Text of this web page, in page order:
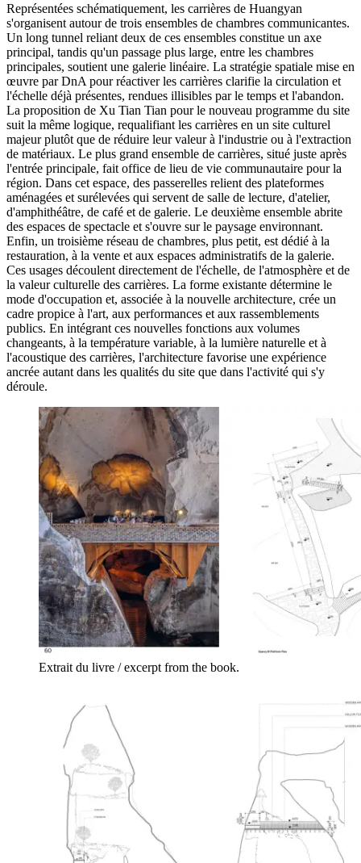
Représentées schématiquement, les carrières de Huangyan
s'organisent autour de trois ensembles de chambres communicantes.
Un long tunnel reliant deux de ces ensembles constitue un axe
principal, tandis qu'un passage plus large, entre les chambres
principales, soutient une galerie linéaire. La stratégie spatiale mise en
œuvre par DnA pour réactiver les carrières clarifie la circulation et
l'échelle déjà présentes, rendues illisibles par le temps et l'abandon.
La proposition de Xu Tian Tian pour le nouveau programme du site
suit la même logique, requalifiant les carrières en un site culturel
majeur plutôt que de réduire leur valeur à l'industrie ou à l'extraction
de matériaux. Le plus grand ensemble de carrières, situé juste après
l'entrée principale, fait office de lieu de vie communautaire pour la
région. Dans cet espace, des passerelles relient des plateformes
aménagées et surélevées qui servent de salle de lecture, d'atelier,
d'amphithéâtre, de café et de galerie. Le deuxième ensemble abrite
des espaces de spectacle et s'ouvre sur le paysage environnant.
Enfin, un troisième réseau de chambres, plus petit, est dédié à la
restauration, à la vente et aux espaces administratifs de la galerie.
Ces usages découlent directement de l'échelle, de l'atmosphère et de
la valeur culturelle des carrières. La forme existante détermine le
mode d'occupation et, associée à la nouvelle architecture, crée un
cadre propice à l'art, aux performances et aux rassemblements
publics. En intégrant ces nouvelles fonctions aux volumes
changeants, à la température variable, à la lumière naturelle et à
l'acoustique des carrières, l'architecture favorise une expérience
ancrée autant dans les qualités du site que dans l'activité qui s'y
déroule.
Extrait du livre / excerpt from the book.